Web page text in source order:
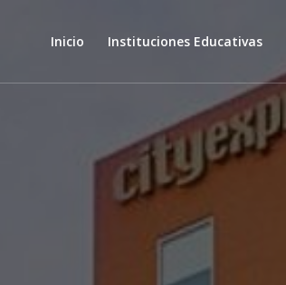
Inicio Instituciones Educativas